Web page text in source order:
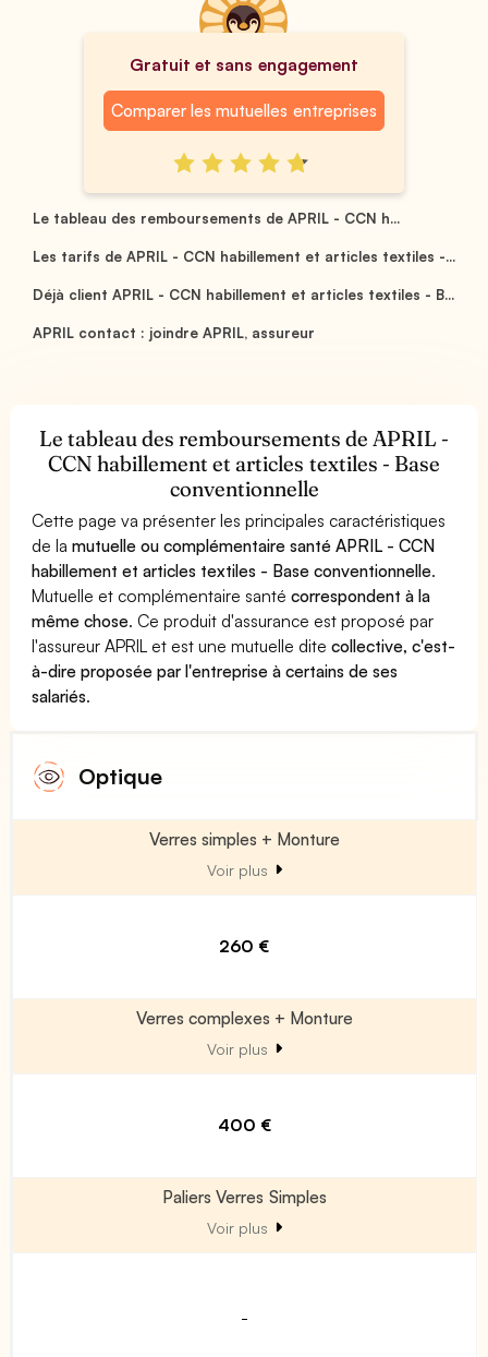
Gratuit et sans engagement
Comparer les mutuelles entreprises
Le tableau des remboursements de APRIL - CCN h...
Les tarifs de APRIL - CCN habillement et articles textiles -...
Déjà client APRIL - CCN habillement et articles textiles - B...
APRIL contact : joindre APRIL, assureur
Le tableau des remboursements de APRIL -
CCN habillement et articles textiles - Base
conventionnelle
Cette page va présenter les principales caractéristiques
de lamutuelle ou complémentaire santé APRIL - CCN
habillement et articles textiles - Base conventionnelle.
Mutuelle et complémentaire santécorrespondent à la
même chose. Ce produit d'assurance est proposé par
l'assureur APRIL et est une mutuelle ditecollective, c'est-
à-dire proposée par l'entreprise à certains de ses
salariés.
Optique
Verres simples + Monture
Voir plus
260 €
Verres complexes + Monture
Voir plus
400 €
Paliers Verres Simples
Voir plus
-